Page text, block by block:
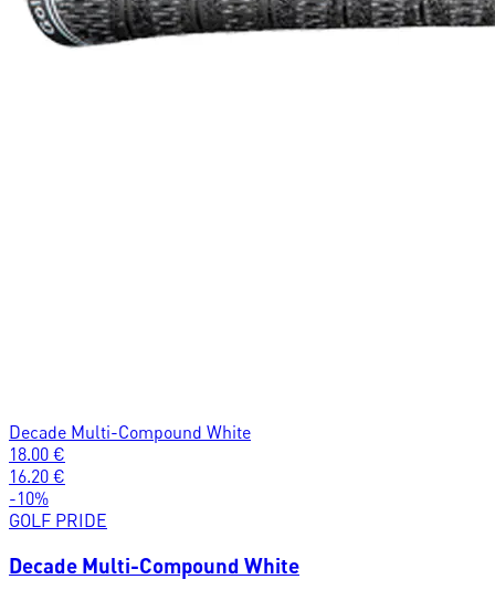
Decade Multi-Compound White
18.00 €
16.20 €
-10%
GOLF PRIDE
Decade Multi-Compound White